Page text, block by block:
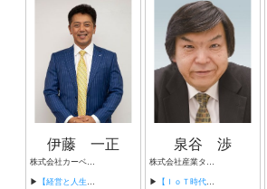
伊藤 一正
株式会社カーベル代表取締役社長 プロレスラーカーベル伊藤
▶ 【経営と人生がHappyになる3つのキーワード】
泉谷 渉
株式会社産業タイムズ社 代表取締役会長 半導体産業新聞 特別編集委員
▶ 【ＩｏＴ時代にニッポンの製造業が一気に抜け出す！！ ～世界トップシェアのセンサーとロボットで戦え！】